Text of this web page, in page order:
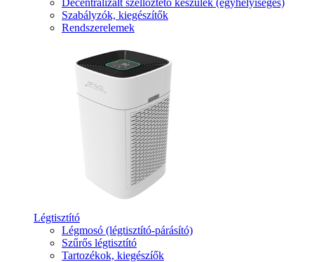
Decentralizált szellőztető készülék (egyhelyiséges)
Szabályzók, kiegészítők
Rendszerelemek
Légtisztító
Légmosó (légtisztító-párásító)
Szűrős légtisztító
Tartozékok, kiegészíők